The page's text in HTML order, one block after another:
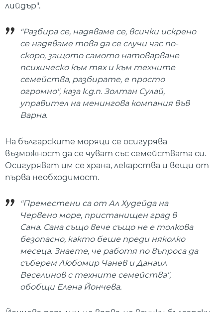
лийдър".
"Разбира се, надяваме се, всички искрено
се надяваме това да се случи час по-
скоро, защото самото натоварване
психическо към тях и към техните
семейства, разбирате, е просто
огромно", каза к.д.п. Золтан Сулай,
управител на менингова компания във
Варна.
На българските моряци се осигурява
възможност да се чуват със семействата си.
Осигуряват им се храна, лекарства и вещи от
първа необходимост.
"Преместени са от Ал Худейда на
Червено море, пристанищен град в
Сана. Сана също вече също не е толкова
безопасно, както беше преди няколко
месеца. Знаете, че работя по въпроса да
съберем Любомир Чанев и Данаил
Веселинов с техните семейства",
обобщи Елена Йончева.